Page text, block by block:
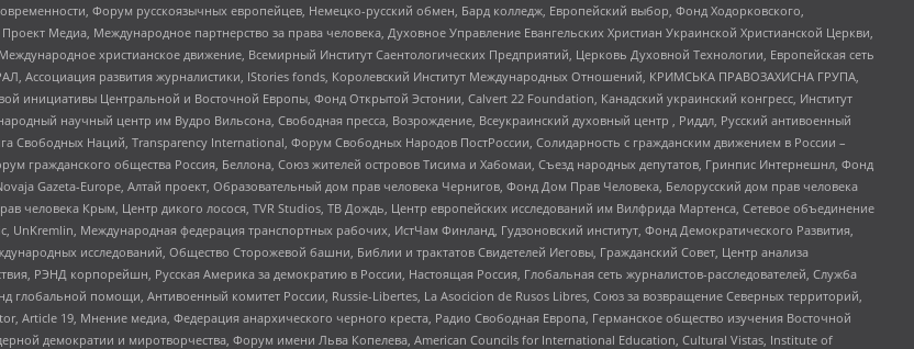
Форум русскоязычных европейцев, Немецко-русский обмен, Бард колледж, Европейский выбор, Фонд Ходорковского,
Медиа, Международное партнерство за права человека, Духовное Управление Евангельских Христиан Украинской Христианской Церкви,
христианское движение, Всемирный Институт Саентологических Предприятий, Церковь Духовной Технологии, Европейская сеть
развития журналистики, IStories fonds, Королевский Институт Международных Отношений, КРИМСЬКА ПРАВОЗАХИСНА ГРУПА,
инициативы Центральной и Восточной Европы, Фонд Открытой Эстонии, Calvert 22 Foundation, Канадский украинский конгресс, Институт
научный центр им Вудро Вильсона, Свободная пресса, Возрождение, Всеукраинский духовный центр , Риддл, Русский антивоенный
Наций, Transparеncy International, Форум Свободных Народов ПостРоссии, Солидарность с гражданским движением в России –
гражданского общества Россия, Беллона, Союз жителей островов Тисима и Хабомаи, Съезд народных депутатов, Гринпис Интернешнл, Фонд
Gazeta-Europe, Алтай проект, Образовательный дом прав человека Чернигов, Фонд Дом Прав Человека, Белорусский дом прав человека
человека Крым, Центр дикого лосося, TVR Studios, ТВ Дождь, Центр европейских исследований им Вилфрида Мартенса, Сетевое объединение
Международная федерация транспортных рабочих, ИстЧам Финланд, Гудзоновский институт, Фонд Демократического Развития,
исследований, Общество Сторожевой башни, Библии и трактатов Свидетелей Иеговы, Гражданский Совет, Центр анализа
РЭНД корпорейшн, Русская Америка за демократию в России, Настоящая Россия, Глобальная сеть журналистов-расследователей, Служба
помощи, Антивоенный комитет России, Russie-Libertes, La Asocicion de Rusos Libres, Союз за возвращение Северных территорий,
Article 19, Мнение медиа, Федерация анархического черного креста, Радио Свободная Европа, Германское общество изучения Восточной
демократии и миротворчества, Форум имени Льва Копелева, American Councils for International Education, Cultural Vistas, Institute of